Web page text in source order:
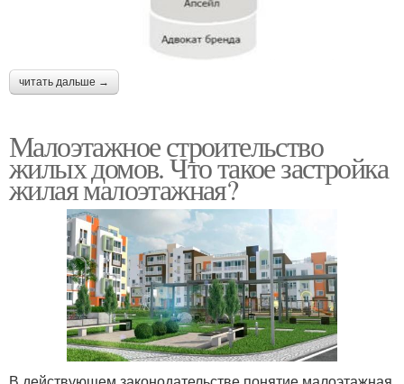
читать дальше →
Малоэтажное строительство
жилых домов. Что такое застройка
жилая малоэтажная?